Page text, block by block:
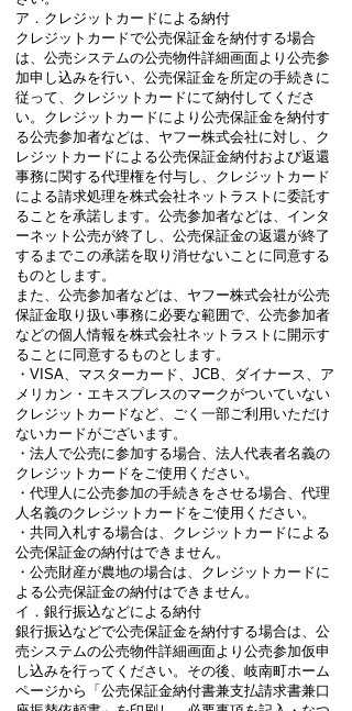
ア．クレジットカードによる納付
クレジットカードで公売保証金を納付する場合
は、公売システムの公売物件詳細画面より公売参
加申し込みを行い、公売保証金を所定の手続きに
従って、クレジットカードにて納付してくださ
い。クレジットカードにより公売保証金を納付す
る公売参加者などは、ヤフー株式会社に対し、ク
レジットカードによる公売保証金納付および返還
事務に関する代理権を付与し、クレジットカード
による請求処理を株式会社ネットラストに委託す
ることを承諾します。公売参加者などは、インタ
ーネット公売が終了し、公売保証金の返還が終了
するまでこの承諾を取り消せないことに同意する
ものとします。
また、公売参加者などは、ヤフー株式会社が公売
保証金取り扱い事務に必要な範囲で、公売参加者
などの個人情報を株式会社ネットラストに開示す
ることに同意するものとします。
・VISA、マスターカード、JCB、ダイナース、ア
メリカン・エキスプレスのマークがついていない
クレジットカードなど、ごく一部ご利用いただけ
ないカードがございます。
・法人で公売に参加する場合、法人代表者名義の
クレジットカードをご使用ください。
・代理人に公売参加の手続きをさせる場合、代理
人名義のクレジットカードをご使用ください。
・共同入札する場合は、クレジットカードによる
公売保証金の納付はできません。
・公売財産が農地の場合は、クレジットカードに
よる公売保証金の納付はできません。
イ．銀行振込などによる納付
銀行振込などで公売保証金を納付する場合は、公
売システムの公売物件詳細画面より公売参加仮申
し込みを行ってください。その後、岐南町ホーム
ページから「公売保証金納付書兼支払請求書兼口